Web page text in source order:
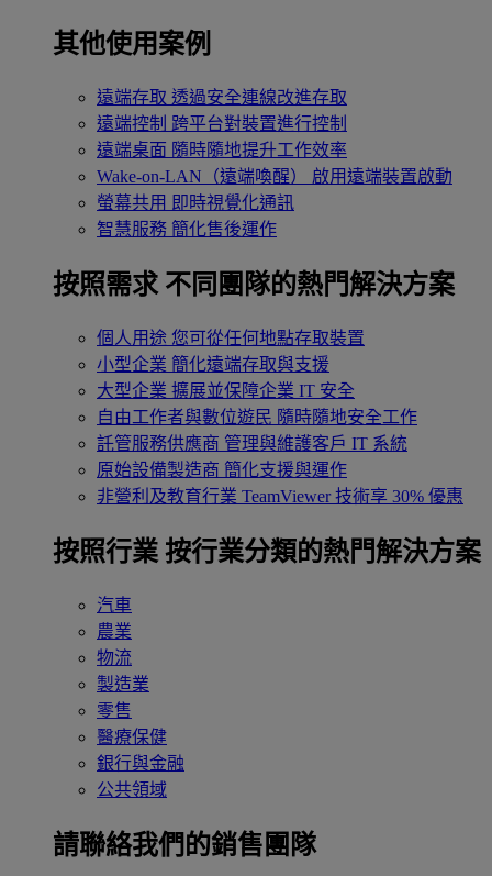
其他使用案例
遠端存取 透過安全連線改進存取
遠端控制 跨平台對裝置進行控制
遠端桌面 隨時隨地提升工作效率
Wake-on-LAN（遠端喚醒）
啟用遠端裝置啟動
螢幕共用 即時視覺化通訊
智慧服務 簡化售後運作
按照需求 不同團隊的熱門解決方案
個人用途 您可從任何地點存取裝置
小型企業 簡化遠端存取與支援
大型企業 擴展並保障企業 IT 安全
自由工作者與數位遊民 隨時隨地安全工作
託管服務供應商 管理與維護客戶 IT 系統
原始設備製造商 簡化支援與運作
非營利及教育行業 TeamViewer 技術享 30% 優惠
按照行業 按行業分類的熱門解決方案
汽車
農業
物流
製造業
零售
醫療保健
銀行與金融
公共領域
請聯絡我們的銷售團隊